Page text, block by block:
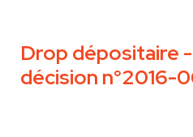
Drop dépositaire -
décision n°2016-